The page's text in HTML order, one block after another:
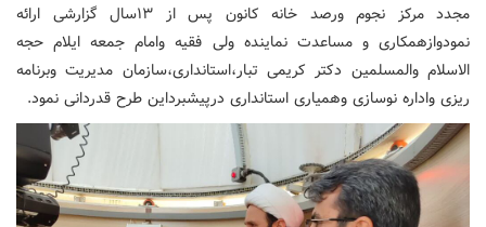
مجدد مرکز نجوم ورصد خانه کانون پس از ۱۳سال گزارشی ارائه
نمودوازهمکاری و مساعدت نماینده ولی فقیه وامام جمعه ایلام حجه
الاسلام والمسلمین دکتر کریمی تبار،استانداری،سازمان مدیریت وبرنامه
ریزی واداره نوسازی وهمیاری استانداری درپیشبرداین طرح قدردانی نمود.